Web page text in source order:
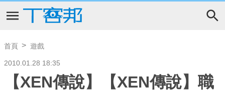
首頁 遊戲
2010.01.28 18:35
【XEN傳說】【XEN傳說】職